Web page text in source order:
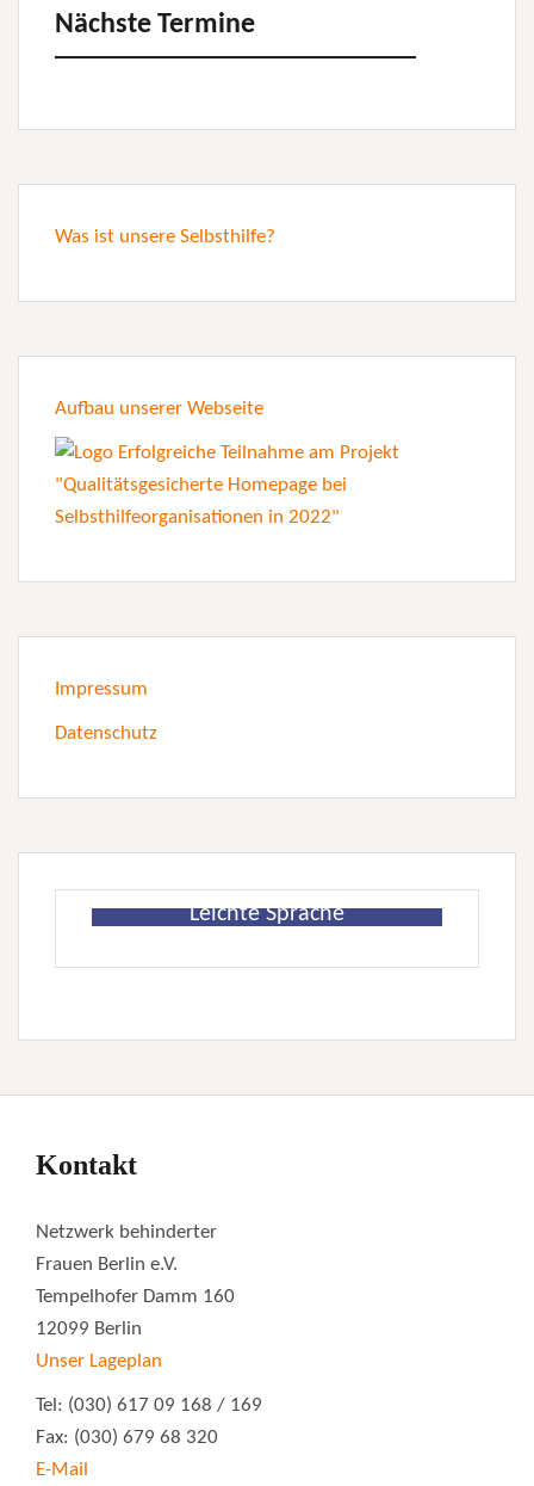
Nächste Termine
Was ist unsere Selbsthilfe?
Aufbau unserer Webseite
Impressum
Datenschutz
Leichte Sprache
Kontakt
Netzwerk behinderter
Frauen Berlin e.V.
Tempelhofer Damm 160
12099 Berlin
Unser Lageplan
Tel: (030) 617 09 168 / 169
Fax: (030) 679 68 320
E-Mail